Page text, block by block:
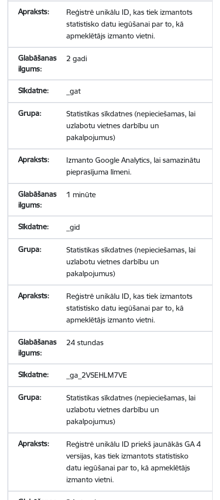
Reģistrē unikālu ID, kas tiek izmantots
statistisko datu iegūšanai par to, kā
apmeklētājs izmanto vietni.
2 gadi
_gat
Statistikas sīkdatnes (nepieciešamas, lai
uzlabotu vietnes darbību un
pakalpojumus)
Izmanto Google Analytics, lai samazinātu
pieprasījuma līmeni.
1 minūte
_gid
Statistikas sīkdatnes (nepieciešamas, lai
uzlabotu vietnes darbību un
pakalpojumus)
Reģistrē unikālu ID, kas tiek izmantots
statistisko datu iegūšanai par to, kā
apmeklētājs izmanto vietni.
24 stundas
_ga_2VSEHLM7VE
Statistikas sīkdatnes (nepieciešamas, lai
uzlabotu vietnes darbību un
pakalpojumus)
Reģistrē unikālu ID priekš jaunākās GA 4
versijas, kas tiek izmantots statistisko
datu iegūšanai par to, kā apmeklētājs
izmanto vietni.